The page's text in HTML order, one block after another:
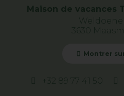
Maison de vacances
3630
Montrer
+32 89 77 41 50